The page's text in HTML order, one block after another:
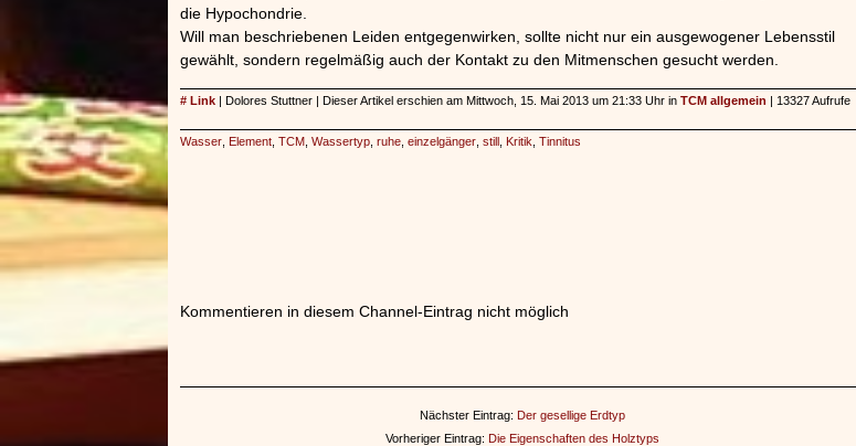
die Hypochondrie.
Will man beschriebenen Leiden entgegenwirken, sollte nicht nur ein ausgewogener Lebensstil
gewählt, sondern regelmäßig auch der Kontakt zu den Mitmenschen gesucht werden.
# Link | Dolores Stuttner | Dieser Artikel erschien am Mittwoch, 15. Mai 2013 um 21:33 Uhr in TCM allgemein | 13327 Aufrufe
Wasser Element TCM Wassertyp ruhe einzelgänger still Kritik Tinnitus
Kommentieren in diesem Channel-Eintrag nicht möglich
Nächster Eintrag: Der gesellige Erdtyp
Vorheriger Eintrag: Die Eigenschaften des Holztyps